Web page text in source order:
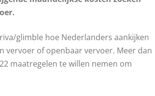
glimble hoe Nederlanders aankijken
vervoer of openbaar vervoer. Meer dan
maatregelen te willen nemen om